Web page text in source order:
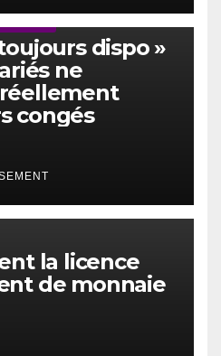
dispo »
ne
congés
la licence
de monnaie